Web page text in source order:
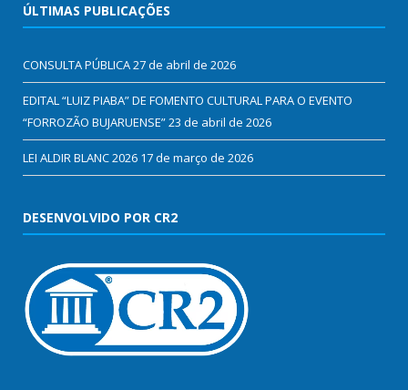
ÚLTIMAS PUBLICAÇÕES
CONSULTA PÚBLICA27 de abril de 2026
EDITAL “LUIZ PIABA” DE FOMENTO CULTURAL PARA O EVENTO
“FORROZÃO BUJARUENSE”23 de abril de 2026
LEI ALDIR BLANC 2026 17 de março de 2026
DESENVOLVIDO POR CR2